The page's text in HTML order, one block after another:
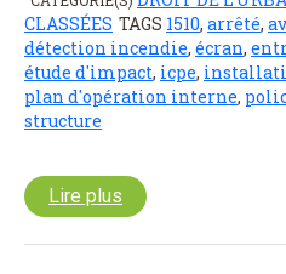
CLASSÉES TAGS 1510, arrêté,
détection incendie, écran,
étude d'impact, icpe,
plan d'opération interne,
structure
Lire plus